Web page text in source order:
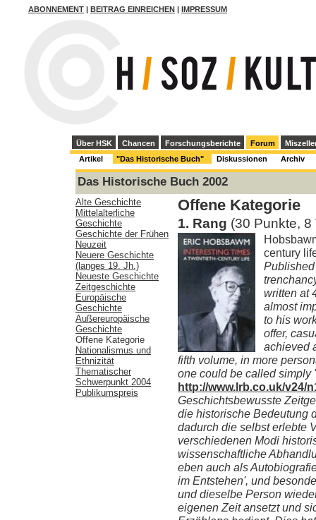
ABONNEMENT BEITRAG EINREICHEN IMPRESSUM
Über HSK Chancen Forschungsberichte Forum
Artikel
"Das Historische Buch" Diskussionen Archiv
Das Historische Buch 2002
Alte Geschichte
Mittelalterliche
Geschichte
Geschichte der Frühen
Neuzeit
Neuere Geschichte
(langes 19. Jh.)
Neueste Geschichte
Zeitgeschichte
Europäische
Geschichte
Außereuropäische
Geschichte
Offene Kategorie
Nationalismus und
Ethnizität
Thematischer
Schwerpunkt 2004
Publikumspreis
Offene Kategorie
1. Rang (30 Punkte, 8
century
written at
almost
to his
offer,
achieved
fifth volume, in more
one could be called simply
http://www.lrb.co.uk/v24/
Geschichtsbewusste
die historische Bedeutung
dadurch die selbst erlebte
verschiedenen Modi
wissenschaftliche
eben auch als
im Entstehen', und
und dieselbe Person
eigenen Zeit ansetzt und